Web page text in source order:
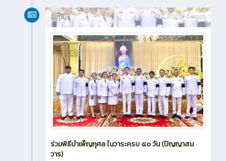
2 สัปดาห์ ที่ผ่านมา
新闻
ร่วมพิธีบำเพ็ญกุศล ในวาระครบ ๕๐ วัน (ปัญญาสม
วาร)